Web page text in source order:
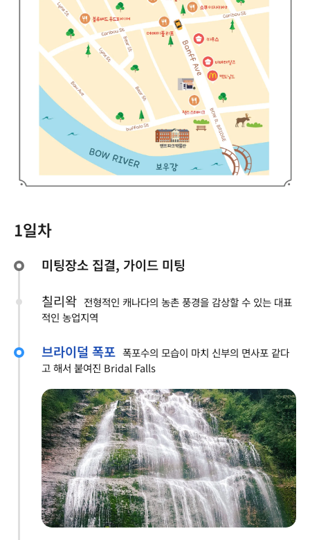
1일차
미팅장소 집결, 가이드 미팅
칠리왁 전형적인 캐나다의 농촌 풍경을 감상할 수 있는 대표
적인 농업지역
브라이덜 폭포 폭포수의 모습이 마치 신부의 면사포 같다
고 해서 붙여진 Bridal Falls